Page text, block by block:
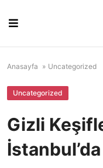
content
Anasayfa » Uncategorized
Uncategorized
Gizli